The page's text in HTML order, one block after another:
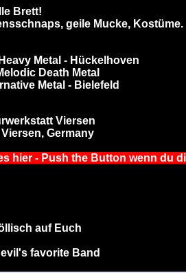
Brett!
geile Mucke, Kostüme.
Metal - Hückelhoven
Death Metal
Metal - Bielefeld
Viersen
Germany
hier - Push the Button wenn du
auf Euch
favorite Band